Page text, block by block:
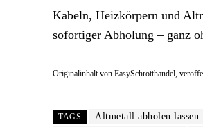
Kabeln, Heizkörpern und
sofortiger Abholung – ganz
Originalinhalt von EasySchrotthandel,
TAGS Altmetall abholen lassen